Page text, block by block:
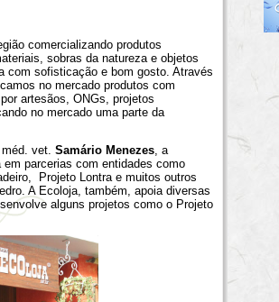
comercializando produtos
sobras da natureza e objetos
com sofisticação e bom gosto. Através
no mercado produtos com
artesãos, ONGs, projetos
no mercado uma parte da
vet. Samário Menezes, a
parcerias com entidades como
Projeto Lontra e muitos outros
A Ecoloja, também, apoia diversas
alguns projetos como o Projeto